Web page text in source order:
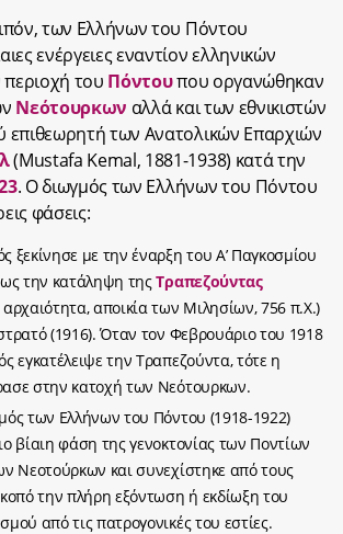
των Ελλήνων του Πόντου
ενέργειες εναντίον ελληνικών
του Πόντουπου οργανώθηκαν
Νεότουρκων αλλά και των εθνικιστών
επιθεωρητή των Ανατολικών Επαρχιών
(Mustafa Kemal, 1881-1938) κατά την
. Ο διωγμός των Ελλήνων του Πόντου
φάσεις:
ξεκίνησε με την έναρξη του Α’ Παγκοσμίου
την κατάληψη τηςΤραπεζούντας
αποικία των Μιλησίων, 756 π.Χ.)
(1916). Όταν τον Φεβρουάριο του 1918
εγκατέλειψε την Τραπεζούντα, τότε η
στην κατοχή των Νεότουρκων.
των Ελλήνων του Πόντου (1918-1922)
βίαιη φάση της γενοκτονίας των Ποντίων
Νεοτούρκων και συνεχίστηκε από τους
την πλήρη εξόντωση ή εκδίωξη του
από τις πατρογονικές του εστίες.